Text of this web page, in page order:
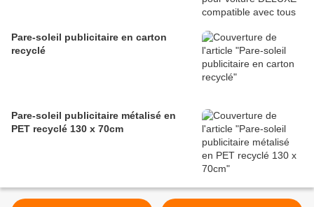
Pare-soleil publicitaire en carton
recyclé
Pare-soleil publicitaire métalisé en
PET recyclé 130 x 70cm